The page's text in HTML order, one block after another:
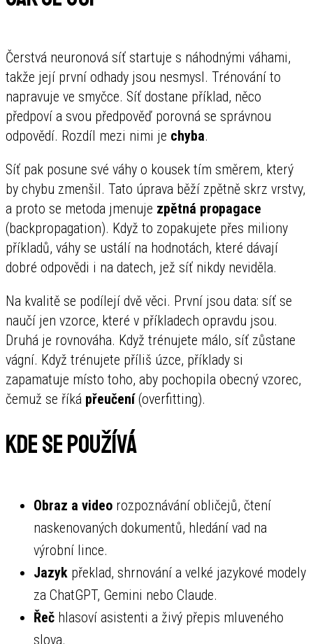
Čerstvá neuronová síť startuje s náhodnými váhami,
takže její první odhady jsou nesmysl. Trénování to
napravuje ve smyčce. Síť dostane příklad, něco
předpoví a svou předpověď porovná se správnou
odpovědí. Rozdíl mezi nimi je chyba.
Síť pak posune své váhy o kousek tím směrem, který
by chybu zmenšil. Tato úprava běží zpětně skrz vrstvy,
a proto se metoda jmenuje zpětná propagace
(backpropagation). Když to zopakujete přes miliony
příkladů, váhy se ustálí na hodnotách, které dávají
dobré odpovědi i na datech, jež síť nikdy neviděla.
Na kvalitě se podílejí dvě věci. První jsou data: síť se
naučí jen vzorce, které v příkladech opravdu jsou.
Druhá je rovnováha. Když trénujete málo, síť zůstane
vágní. Když trénujete příliš úzce, příklady si
zapamatuje místo toho, aby pochopila obecný vzorec,
čemuž se říká přeučení(overfitting).
Kde se používá
Obraz a video rozpoznávání obličejů, čtení
naskenovaných dokumentů, hledání vad na
výrobní lince.
Jazyk překlad, shrnování a velké jazykové modely
za ChatGPT, Gemini nebo Claude.
Řeč hlasoví asistenti a živý přepis mluveného
slova.